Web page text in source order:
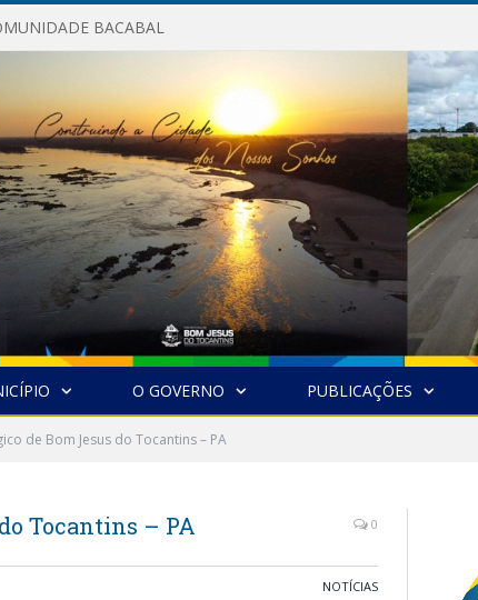
BACABAL
O GOVERNO PUBLICAÇÕES
de Bom Jesus do Tocantins – PA
Tocantins – PA 0
NOTÍCIAS